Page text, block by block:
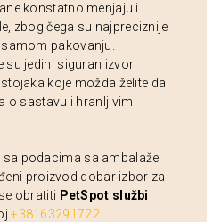
konstatno menjaju i
zbog čega su najpreciznije
pakovanju.
su jedini siguran izvor
koje možda želite da
o sastavu i hranljivim
podacima sa ambalaže
proizvod dobar izbor za
obratiti PetSpot službi
+38163291722